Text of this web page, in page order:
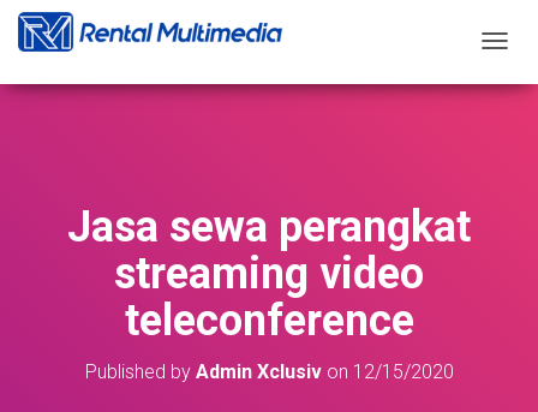
O
Jasa sewa perangkat
streaming video
teleconference
Published by Admin Xclusivon 12/15/2020